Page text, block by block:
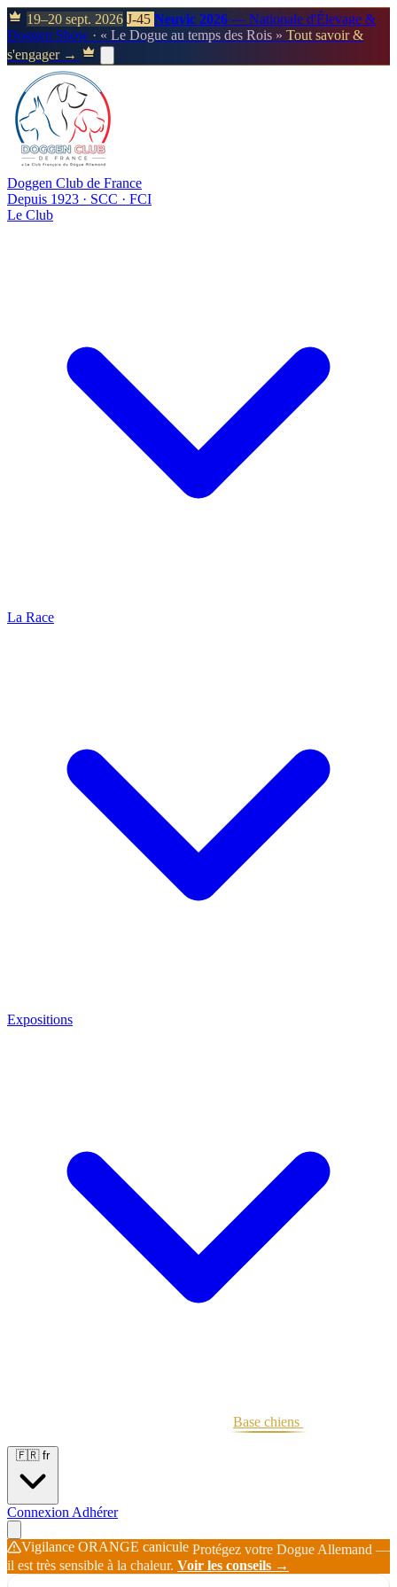
19–20 sept. 2026 J-45 Neuvic 2026 — Nationale d'Élevage &
Doggen Show · « Le Dogue au temps des Rois » Tout savoir &
s'engager →
Doggen Club de France
Depuis 1923 · SCC · FCI
Le Club
La Race
Expositions
Base chiens
🇫🇷 fr
Connexion Adhérer
Vigilance ORANGE canicule Protégez votre Dogue Allemand —
il est très sensible à la chaleur. Voir les conseils →